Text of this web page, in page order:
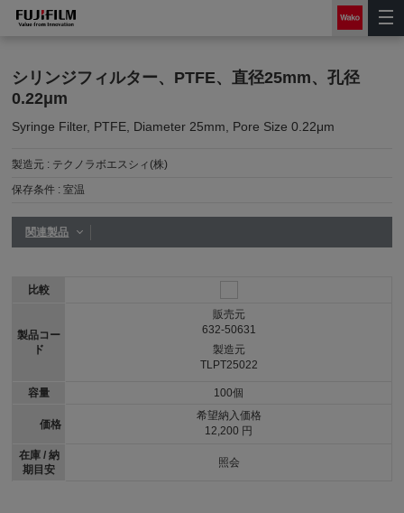
シリンジフィルター、PTFE、直径25mm、孔径
0.22μm
Syringe Filter, PTFE, Diameter 25mm, Pore Size 0.22μm
製造元 : テクノラボエスシィ(株)
保存条件 :室温
関連製品
比較
製品コー
ド
容量
価格
在庫 / 納
期目安
販売元
632-50631
製造元
TLPT25022
100個
希望納入価格
12,200 円
照会